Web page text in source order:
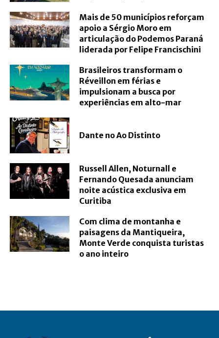
Mais de 50 municípios reforçam
apoio a Sérgio Moro em
articulação do Podemos Paraná
liderada por Felipe Francischini
Brasileiros transformam o
Réveillon em férias e
impulsionam a busca por
experiências em alto-mar
Dante no Ao Distinto
Russell Allen, Noturnall e
Fernando Quesada anunciam
noite acústica exclusiva em
Curitiba
Com clima de montanha e
paisagens da Mantiqueira,
Monte Verde conquista turistas
o ano inteiro